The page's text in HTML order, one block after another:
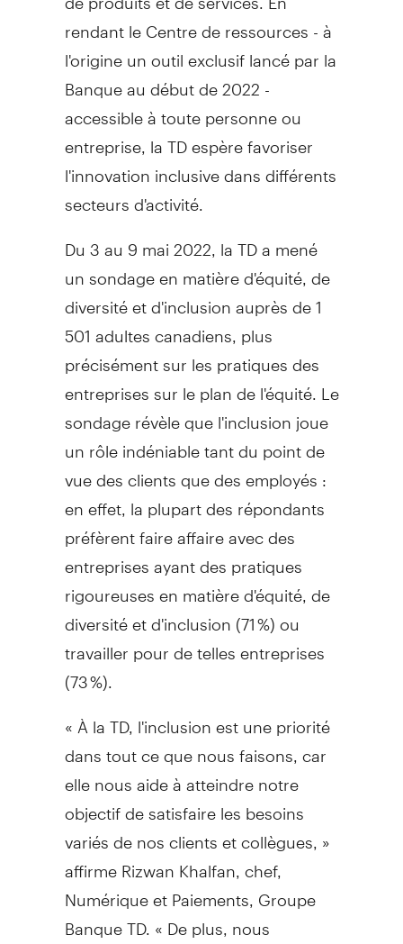
rendant le Centre de ressources - à
l'origine un outil exclusif lancé par la
Banque au début de 2022 -
accessible à toute personne ou
entreprise, la TD espère favoriser
l'innovation inclusive dans différents
secteurs d'activité.
Du 3 au 9 mai 2022, la TD a mené
un sondage en matière d'équité, de
diversité et d'inclusion auprès de 1
501 adultes canadiens, plus
précisément sur les pratiques des
entreprises sur le plan de l'équité. Le
sondage révèle que l'inclusion joue
un rôle indéniable tant du point de
vue des clients que des employés :
en effet, la plupart des répondants
préfèrent faire affaire avec des
entreprises ayant des pratiques
rigoureuses en matière d'équité, de
diversité et d'inclusion (71 %) ou
travailler pour de telles entreprises
(73 %).
« À la TD, l'inclusion est une priorité
dans tout ce que nous faisons, car
elle nous aide à atteindre notre
objectif de satisfaire les besoins
variés de nos clients et collègues, »
affirme Rizwan Khalfan, chef,
Numérique et Paiements, Groupe
Banque TD. « De plus, nous